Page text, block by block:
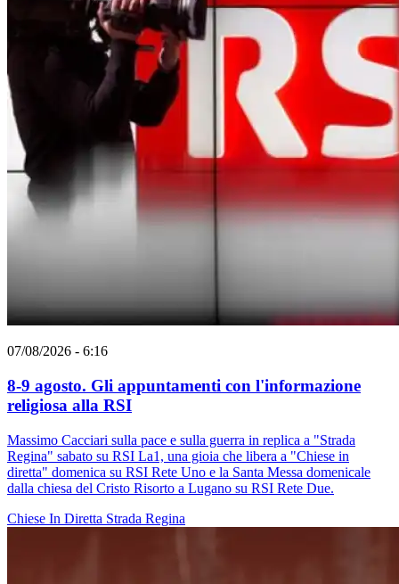
07/08/2026 - 6:16
8-9 agosto. Gli appuntamenti con l'informazione
religiosa alla RSI
Massimo Cacciari sulla pace e sulla guerra in replica a "Strada
Regina" sabato su RSI La1, una gioia che libera a "Chiese in
diretta" domenica su RSI Rete Uno e la Santa Messa domenicale
dalla chiesa del Cristo Risorto a Lugano su RSI Rete Due.
Chiese In Diretta Strada Regina